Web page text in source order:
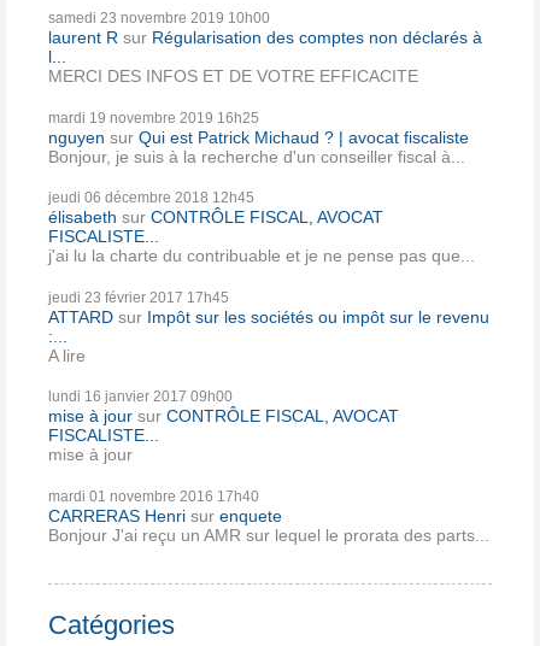
samedi 23 novembre 2019 10h00
laurent R sur Régularisation des comptes non déclarés à
l...
MERCI DES INFOS ET DE VOTRE EFFICACITE
mardi 19 novembre 2019 16h25
nguyen sur Qui est Patrick Michaud ? | avocat fiscaliste
Bonjour, je suis à la recherche d'un conseiller fiscal à...
jeudi 06 décembre 2018 12h45
élisabeth sur CONTRÔLE FISCAL, AVOCAT
FISCALISTE...
j'ai lu la charte du contribuable et je ne pense pas que...
jeudi 23 février 2017 17h45
ATTARD sur Impôt sur les sociétés ou impôt sur le revenu
:...
A lire
lundi 16 janvier 2017 09h00
mise à jour sur CONTRÔLE FISCAL, AVOCAT
FISCALISTE...
mise à jour
mardi 01 novembre 2016 17h40
CARRERAS Henri sur enquete
Bonjour J'ai reçu un AMR sur lequel le prorata des parts...
Catégories